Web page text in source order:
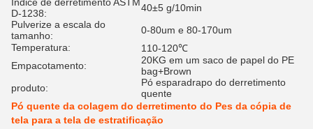
D-1238:
40±5 g/10min
Pulverize a escala do
tamanho:
0-80um e 80-170um
Temperatura:
110-120℃
Empacotamento:
20KG em um saco de papel do PE
bag+Brown
produto:
Pó esparadrapo do derretimento
quente
Pó quente da colagem do derretimento do Pes da cópia de
tela para a tela de estratificação